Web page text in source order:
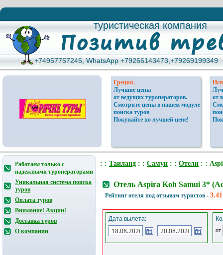
туристическая компания
туристическая компания
+74957757245, WhatsApp +79266143473,+79269199349
+74957757245, WhatsApp +79266143473,+79269199349
Греция.
Лучшие цены
от ведущих туроператоров.
Смотрите цены в нашем модуле
поиска туров
Покупайте по лучшей цене!
от
Работаем только с
надежными туроператорами
Уникальная система поиска
туров
Оплата туров
Внимание! Акции!
Доставка туров
О компании
: : Таиланд : : Самуи : : Отели : :
Отель Aspira Koh Samui 3*
Рейтинг отеля под отзывам туристов -
Дата вылета:
от